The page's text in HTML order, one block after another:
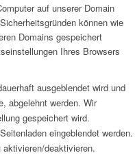
auf unserer Domain
können wie
Domains gespeichert
Ihres Browsers
ausgeblendet wird und
abgelehnt werden. Wir
gespeichert wird.
eingeblendet werden.
deaktivieren.